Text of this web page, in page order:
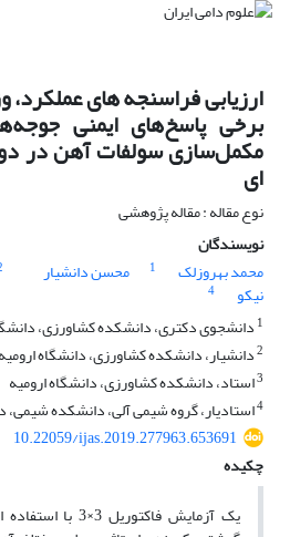
ارزیابی فراسنجه های عملکرد،
برخی پاسخ‌های ایمنی
مکمل‌سازی سولفات آهن در
ای
نوع مقاله : مقاله پژوهشی
نویسندگان
محمد بهروزلک
1 محسن دانشیار
نیکو
4
1 دانشجوی دکتری، دانشکده کشاورزی،
2دانشیار، دانشکده کشاورزی، دانشگاه ارومیه
3استاد، دانشکده کشاورزی، دانشگاه ارومیه
4استادیار، گروه شیمی آلی، دانشکده شیمی،
10.22059/ijas.2019.277963.653691
چکیده